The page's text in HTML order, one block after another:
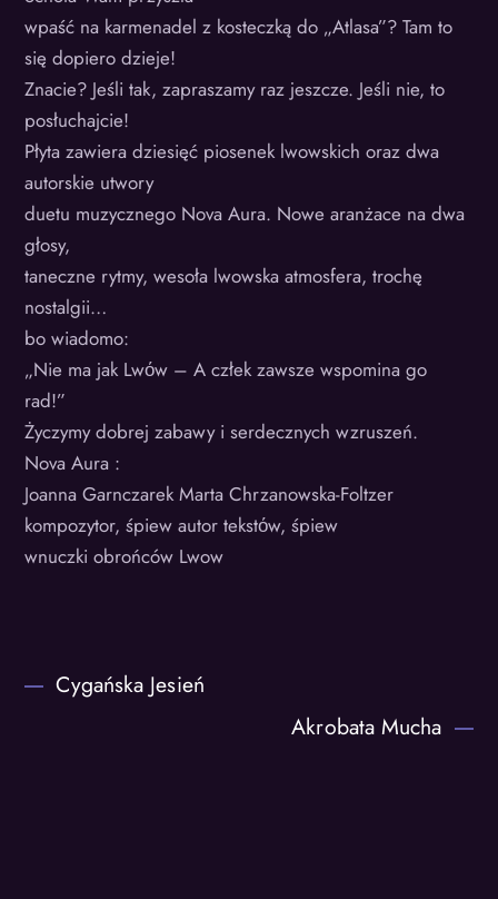
wpaść na karmenadel z kosteczką do „Atlasa”? Tam to
się dopiero dzieje!
Znacie? Jeśli tak, zapraszamy raz jeszcze. Jeśli nie, to
posłuchajcie!
Płyta zawiera dziesięć piosenek lwowskich oraz dwa
autorskie utwory
duetu muzycznego Nova Aura. Nowe aranżace na dwa
głosy,
taneczne rytmy, wesoła lwowska atmosfera, trochę
nostalgii…
bo wiadomo:
„Nie ma jak Lwόw – A człek zawsze wspomina go
rad!”
Życzymy dobrej zabawy i serdecznych wzruszeń.
Nova Aura :
Joanna Garnczarek Marta Chrzanowska-Foltzer
kompozytor, śpiew autor tekstόw, śpiew
wnuczki obrońców Lwow
Cygańska Jesień
Akrobata Mucha